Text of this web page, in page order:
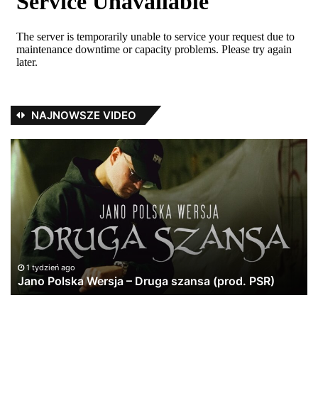
NAJNOWSZE VIDEO
Jano
Polska
Wersja
Druga
szansa
(prod.
1 tydzień ago
Jano Polska Wersja – Druga szansa (prod. PSR)